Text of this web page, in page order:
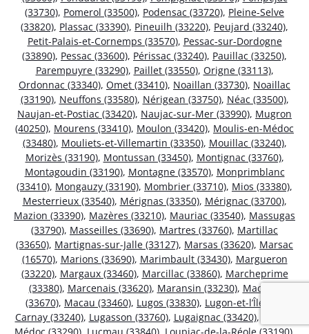
(33730), Pomerol (33500), Podensac (33720), Pleine-Selve
(33820), Plassac (33390), Pineuilh (33220), Peujard (33240),
Petit-Palais-et-Cornemps (33570), Pessac-sur-Dordogne
(33890), Pessac (33600), Périssac (33240), Pauillac (33250),
Parempuyre (33290), Paillet (33550), Origne (33113),
Ordonnac (33340), Omet (33410), Noaillan (33730), Noaillac
(33190), Neuffons (33580), Nérigean (33750), Néac (33500),
Naujan-et-Postiac (33420), Naujac-sur-Mer (33990), Mugron
(40250), Mourens (33410), Moulon (33420), Moulis-en-Médoc
(33480), Mouliets-et-Villemartin (33350), Mouillac (33240),
Morizès (33190), Montussan (33450), Montignac (33760),
Montagoudin (33190), Montagne (33570), Monprimblanc
(33410), Mongauzy (33190), Mombrier (33710), Mios (33380),
Mesterrieux (33540), Mérignas (33350), Mérignac (33700),
Mazion (33390), Mazères (33210), Mauriac (33540), Massugas
(33790), Masseilles (33690), Martres (33760), Martillac
(33650), Martignas-sur-Jalle (33127), Marsas (33620), Marsac
(16570), Marions (33690), Marimbault (33430), Margueron
(33220), Margaux (33460), Marcillac (33860), Marcheprime
(33380), Marcenais (33620), Maransin (33230), Madirac
(33670), Macau (33460), Lugos (33830), Lugon-et-l’Île-du-
Carnay (33240), Lugasson (33760), Lugaignac (33420),